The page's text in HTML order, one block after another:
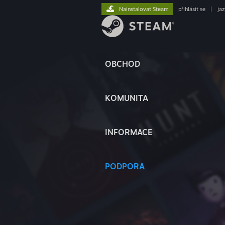
OBCHOD
KOMUNITA
INFORMACE
PODPORA
Nainstalovat Steam přihlásit se